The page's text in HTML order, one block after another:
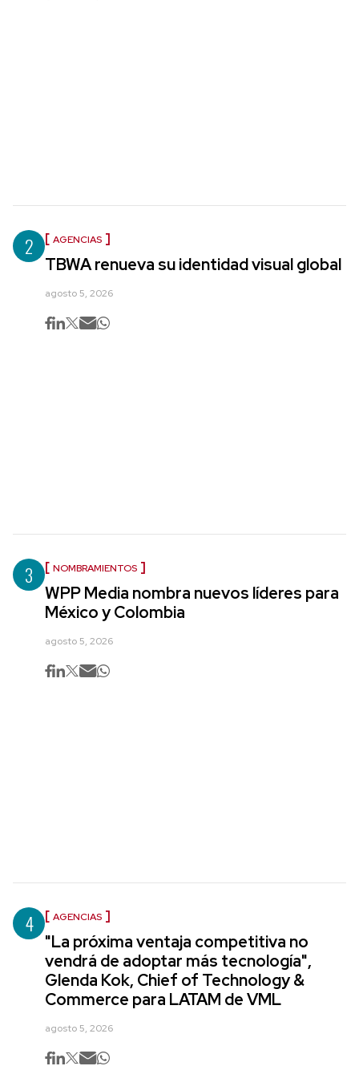
2 AGENCIAS
TBWA renueva su identidad visual global
agosto 5, 2026
3 NOMBRAMIENTOS
WPP Media nombra nuevos líderes para
México y Colombia
agosto 5, 2026
4 AGENCIAS
"La próxima ventaja competitiva no
vendrá de adoptar más tecnología",
Glenda Kok, Chief of Technology &
Commerce para LATAM de VML
agosto 5, 2026